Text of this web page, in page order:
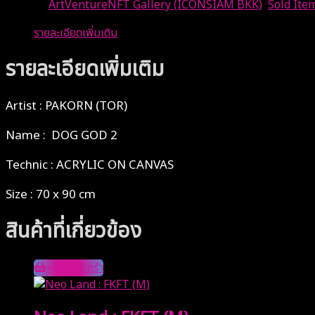
ArtVentureNFT Gallery (ICONSIAM BKK) Sold
รายละเอียดเพิ่มเติม
รายละเอียดเพิ่มเติม
Artist : PAKORN (TOR)
Name : DOG GOD 2
Technic : ACRYLIC ON CANVAS
Size : 70 x 90 cm
สินค้าที่เกี่ยวข้อง
หยิบใส่ตะกร้า